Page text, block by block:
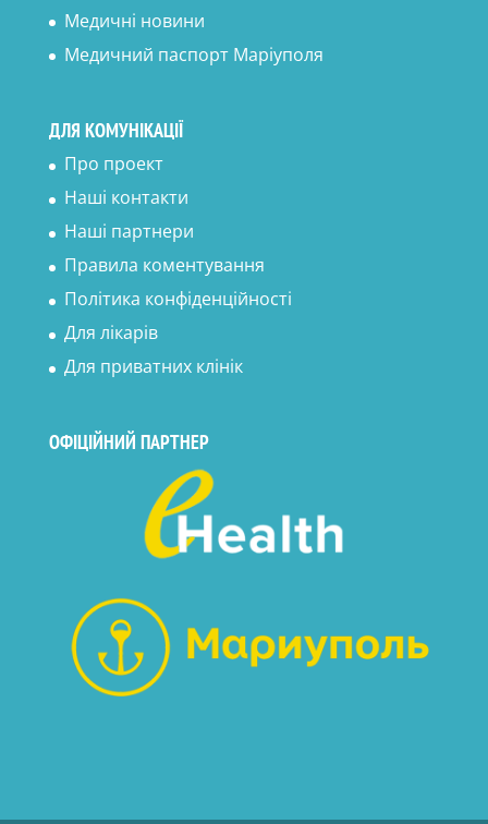
Медичні новини
Медичний паспорт Маріуполя
ДЛЯ КОМУНІКАЦІЇ
Про проект
Наші контакти
Наші партнери
Правила коментування
Політика конфіденційності
Для лікарів
Для приватних клінік
ОФІЦІЙНИЙ ПАРТНЕР